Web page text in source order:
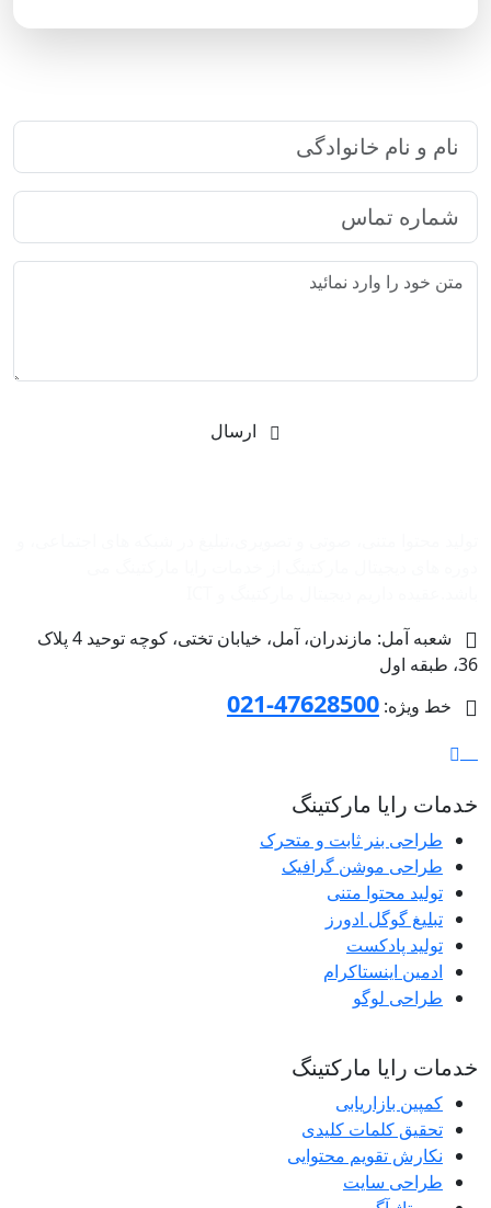
شعبه آمل: مازندران، آمل، خیابان تختی، کوچه توحید 4 پلاک
36، طبقه اول
خط ویژه: 47628500-021
خدمات رایا مارکتینگ
طراحی بنر ثابت و متحرک
طراحی موشن گرافیک
تولید محتوا متنی
تبلیغ گوگل ادورز
تولید پادکست
ادمین اینستاکرام
طراحی لوگو
خدمات رایا مارکتینگ
کمپین بازاریابی
تحقیق کلمات کلیدی
نکارش تقویم محتوایی
طراحی سایت